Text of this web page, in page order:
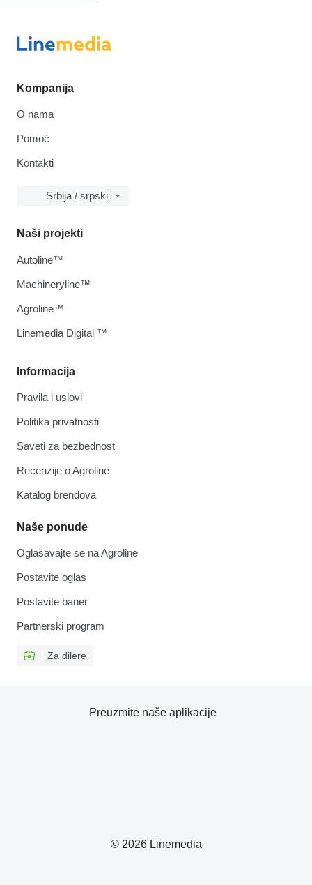
Kompanija
O nama
Pomoć
Kontakti
Srbija / srpski
Informacija
Pravila i uslovi
Politika privatnosti
Saveti za bezbednost
Recenzije o Agroline
Katalog brendova
Naše ponude
Oglašavajte se na Agroline
Postavite oglas
Postavite baner
Partnerski program
Za dilere
Naši projekti
Autoline™
Machineryline™
Agroline™
Linemedia Digital ™
© 2026 Linemedia
Preuzmite naše aplikacije